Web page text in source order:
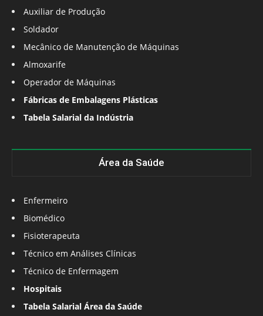
Auxiliar de Produção
Soldador
Mecânico de Manutenção de Máquinas
Almoxarife
Operador de Máquinas
Fábricas de Embalagens Plásticas
Tabela Salarial da Indústria
Área da Saúde
Enfermeiro
Biomédico
Fisioterapeuta
Técnico em Análises Clínicas
Técnico de Enfermagem
Hospitais
Tabela Salarial Área da Saúde